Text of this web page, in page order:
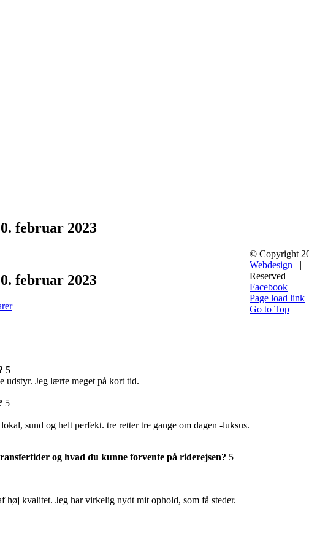
februar 2023
februar 2023
5
udstyr. Jeg lærte meget på kort tid.
5
sund og helt perfekt. tre retter tre gange om dagen -luksus.
og hvad du kunne forvente på riderejsen? 5
kvalitet. Jeg har virkelig nydt mit ophold, som få steder.
© Copyright
Webdesign |
Reserved
Facebook
Page load link
Go to Top